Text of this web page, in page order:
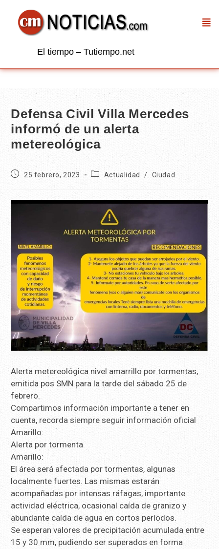
El tiempo – Tutiempo.net
Defensa Civil Villa Mercedes
informó de un alerta
metereológica
25 febrero, 2023 Actualidad / Ciudad
Alerta metereológica nivel amarrillo por tormentas,
emitida pos SMN para la tarde del sábado 25 de
febrero.
Compartimos información importante a tener en
cuenta, recorda siempre seguir información oficial
Amarillo:
Alerta por tormenta
Amarillo:
El área será afectada por tormentas, algunas
localmente fuertes. Las mismas estarán
acompañadas por intensas ráfagas, importante
actividad eléctrica, ocasional caída de granizo y
abundante caída de agua en cortos períodos.
Se esperan valores de precipitación acumulada entre
15 y 30 mm, pudiendo ser superados en forma